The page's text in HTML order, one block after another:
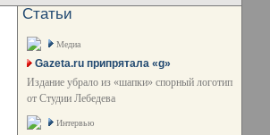
Статьи
Медиа
Gazeta.ru припрятала «g»
Издание убрало из «шапки» спорный логотип
от Студии Лебедева
Интервью